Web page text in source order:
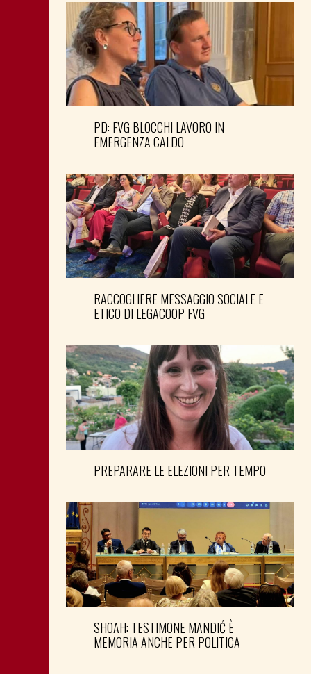
PD: FVG BLOCCHI LAVORO IN
EMERGENZA CALDO
RACCOGLIERE MESSAGGIO SOCIALE E
ETICO DI LEGACOOP FVG
PREPARARE LE ELEZIONI PER TEMPO
SHOAH: TESTIMONE MANDIĆ È
MEMORIA ANCHE PER POLITICA